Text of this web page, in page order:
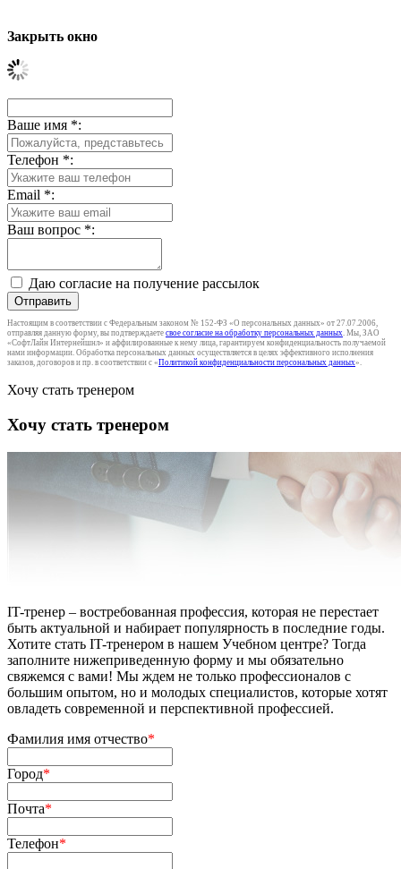
Закрыть окно
Ваше имя *:
Телефон *:
Email *:
Ваш вопрос *:
Даю согласие на получение рассылок
Отправить
Настоящим в соответствии с Федеральным законом № 152-ФЗ «О персональных данных» от 27.07.2006,
отправляя данную форму, вы подтверждаете свое согласие на обработку персональных данных. Мы, ЗАО
«СофтЛайн Интернейшнл» и аффилированные к нему лица, гарантируем конфиденциальность получаемой
нами информации. Обработка персональных данных осуществляется в целях эффективного исполнения
заказов, договоров и пр. в соответствии с «Политикой конфиденциальности персональных данных».
Хочу стать тренером
Хочу стать тренером
IT-тренер – востребованная профессия, которая не перестает
быть актуальной и набирает популярность в последние годы.
Хотите стать IT-тренером в нашем Учебном центре? Тогда
заполните нижеприведенную форму и мы обязательно
свяжемся с вами! Мы ждем не только профессионалов с
большим опытом, но и молодых специалистов, которые хотят
овладеть современной и перспективной профессией.
Фамилия имя отчество*
Город*
Почта*
Телефон*